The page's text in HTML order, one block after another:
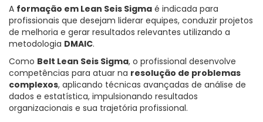
A formação em Lean Seis Sigma é indicada para
profissionais que desejam liderar equipes, conduzir projetos
de melhoria e gerar resultados relevantes utilizando a
metodologia DMAIC.
Como Belt Lean Seis Sigma, o profissional desenvolve
competências para atuar na resolução de problemas
complexos, aplicando técnicas avançadas de análise de
dados e estatística, impulsionando resultados
organizacionais e sua trajetória profissional.